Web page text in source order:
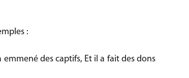
:
des captifs, Et il a fait des dons